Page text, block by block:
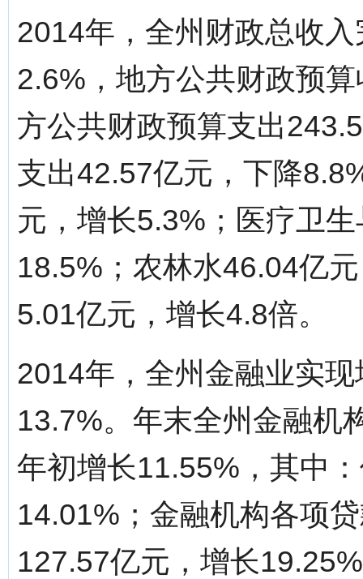
2014年，全州财政总收
2.6%，地方公共财政预
方公共财政预算支出
支出42.57亿元，下降
元，增长5.3%；医疗卫
18.5%；农林水46.04亿
5.01亿元，增长4.8倍。
2014年，全州金融业实
13.7%。年末全州金融机
年初增长11.55%，其中
14.01%；金融机构各项
127.57亿元，增长